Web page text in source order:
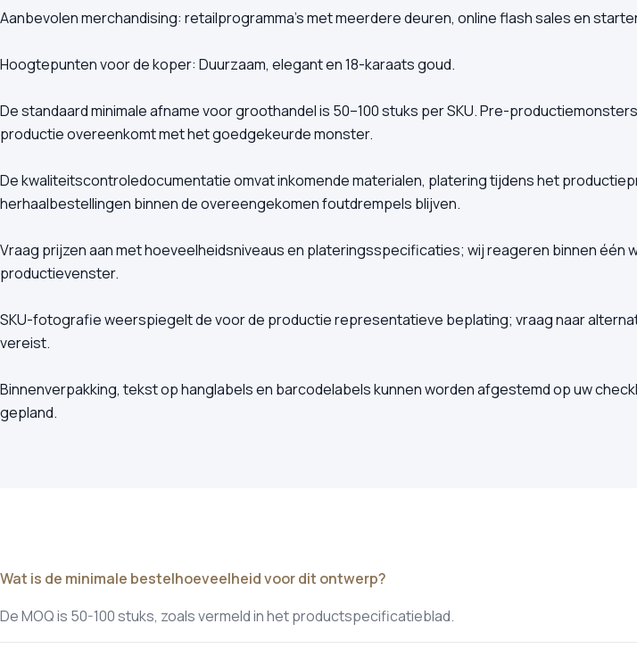
Aanbevolen merchandising: retailprogramma's met meerdere deuren, online flash sales en
Hoogtepunten voor de koper: Duurzaam, elegant en 18-karaats goud.
De standaard minimale afname voor groothandel is 50–100 stuks per SKU. Pre-
productie overeenkomt met het goedgekeurde monster.
De kwaliteitscontroledocumentatie omvat inkomende materialen, platering tijdens het
herhaalbestellingen binnen de overeengekomen foutdrempels blijven.
Vraag prijzen aan met hoeveelheidsniveaus en plateringsspecificaties; wij reageren binnen één
productievenster.
SKU-fotografie weerspiegelt de voor de productie representatieve beplating; vraag naar
vereist.
Binnenverpakking, tekst op hanglabels en barcodelabels kunnen worden afgestemd op uw
gepland.
Wat is de minimale bestelhoeveelheid voor dit ontwerp?
De MOQ is 50-100 stuks, zoals vermeld in het productspecificatieblad.